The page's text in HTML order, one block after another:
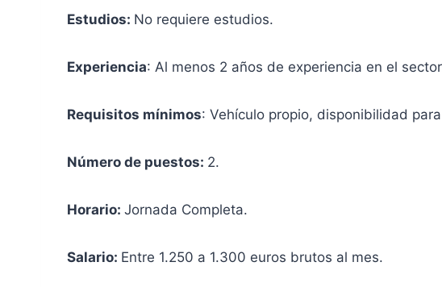
Estudios: No requiere estudios.
Experiencia: Al menos 2 años de experiencia en el
Requisitos mínimos: Vehículo propio, disponibilidad
Número de puestos: 2.
Horario: Jornada Completa.
Salario: Entre 1.250 a 1.300 euros brutos al mes.